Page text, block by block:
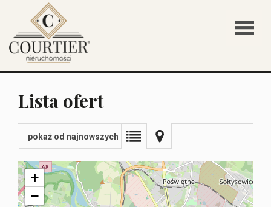
STRONA
OFERTY
Lista ofert
pokaż od najnowszych
+
−